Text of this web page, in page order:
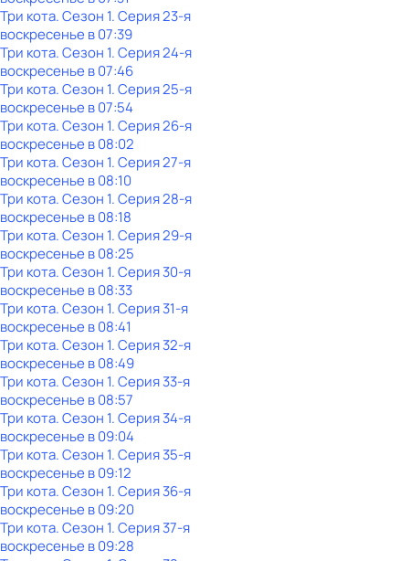
Три кота. Сезон 1. Серия 23-я
воскресенье в07:39
Три кота. Сезон 1. Серия 24-я
воскресенье в07:46
Три кота. Сезон 1. Серия 25-я
воскресенье в07:54
Три кота. Сезон 1. Серия 26-я
воскресенье в08:02
Три кота. Сезон 1. Серия 27-я
воскресенье в08:10
Три кота. Сезон 1. Серия 28-я
воскресенье в08:18
Три кота. Сезон 1. Серия 29-я
воскресенье в08:25
Три кота. Сезон 1. Серия 30-я
воскресенье в08:33
Три кота. Сезон 1. Серия 31-я
воскресенье в08:41
Три кота. Сезон 1. Серия 32-я
воскресенье в08:49
Три кота. Сезон 1. Серия 33-я
воскресенье в08:57
Три кота. Сезон 1. Серия 34-я
воскресенье в09:04
Три кота. Сезон 1. Серия 35-я
воскресенье в09:12
Три кота. Сезон 1. Серия 36-я
воскресенье в09:20
Три кота. Сезон 1. Серия 37-я
воскресенье в09:28